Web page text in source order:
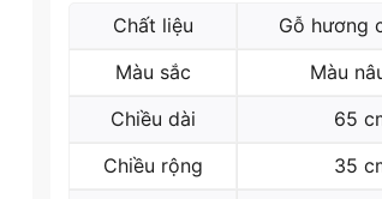
Chất liệu
Gỗ hương
Màu sắc
Màu
Chiều dài
65
Chiều rộng
35